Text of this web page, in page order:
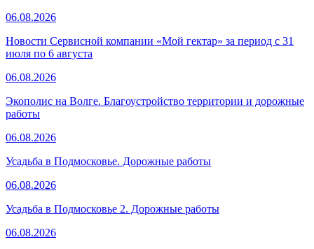
06.08.2026
Новости Сервисной компании «Мой гектар» за период с 31
июля по 6 августа
06.08.2026
Экополис на Волге. Благоустройство территории и дорожные
работы
06.08.2026
Усадьба в Подмосковье. Дорожные работы
06.08.2026
Усадьба в Подмосковье 2. Дорожные работы
06.08.2026